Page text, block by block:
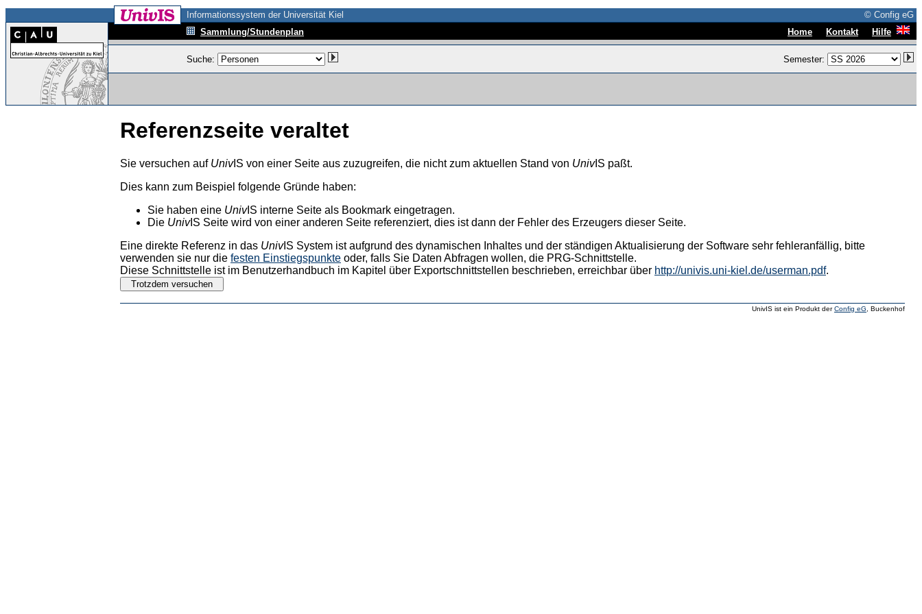
Informationssystem der Universität Kiel
© Config eG
Sammlung/Stundenplan
Home Kontakt Hilfe
Suche: Semester:
Referenzseite veraltet
Sie versuchen auf UnivIS von einer Seite aus zuzugreifen, die nicht zum aktuellen Stand von UnivIS paßt.
Dies kann zum Beispiel folgende Gründe haben:
Sie haben eine UnivIS interne Seite als Bookmark eingetragen.
Die UnivIS Seite wird von einer anderen Seite referenziert, dies ist dann der Fehler des Erzeugers dieser Seite.
Eine direkte Referenz in das UnivIS System ist aufgrund des dynamischen Inhaltes und der ständigen Aktualisierung der Software sehr fehleranfällig, bitte
verwenden sie nur die festen Einstiegspunkte oder, falls Sie Daten Abfragen wollen, die PRG-Schnittstelle.
Diese Schnittstelle ist im Benutzerhandbuch im Kapitel über Exportschnittstellen beschrieben, erreichbar über http://univis.uni-kiel.de/userman.pdf.
UnivIS ist ein Produkt derConfig eG , Buckenhof